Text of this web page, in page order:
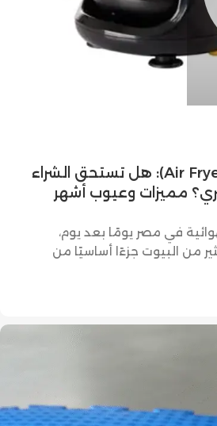
القلاية الهوائية (Air Fryer): هل تستحق الشراء
مميزات وعيوب أشهر
في مصر يومًا بعد يوم،
من البيوت جزءًا أساسيًا من